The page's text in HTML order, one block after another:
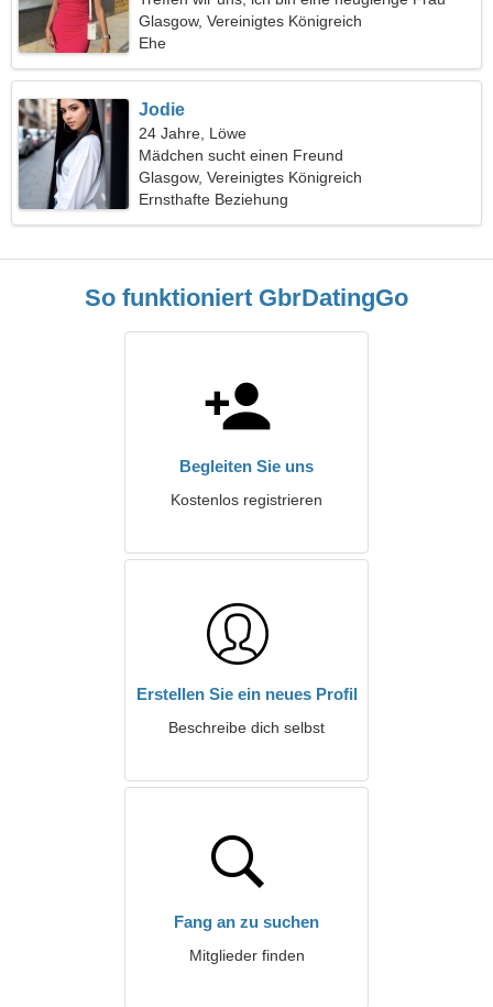
Glasgow, Vereinigtes Königreich
Ehe
Jodie
24 Jahre, Löwe
Mädchen sucht einen Freund
Glasgow, Vereinigtes Königreich
Ernsthafte Beziehung
So funktioniert GbrDatingGo
Begleiten Sie uns
Kostenlos registrieren
Erstellen Sie ein neues Profil
Beschreibe dich selbst
Fang an zu suchen
Mitglieder finden